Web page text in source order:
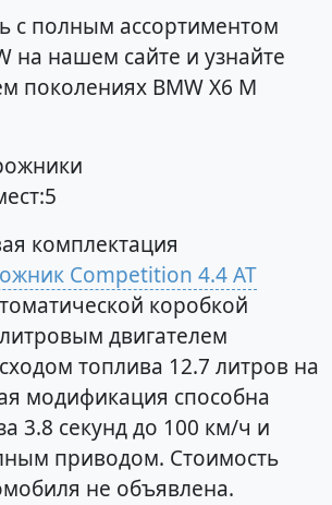
с полным ассортиментом
на нашем сайте и узнайте
поколениях BMW X6 M
комплектация
Competition 4.4 AT
коробкой
двигателем
топлива 12.7 литров на
модификация способна
3.8 секунд до 100 км/ч и
приводом. Стоимость
не объявлена.